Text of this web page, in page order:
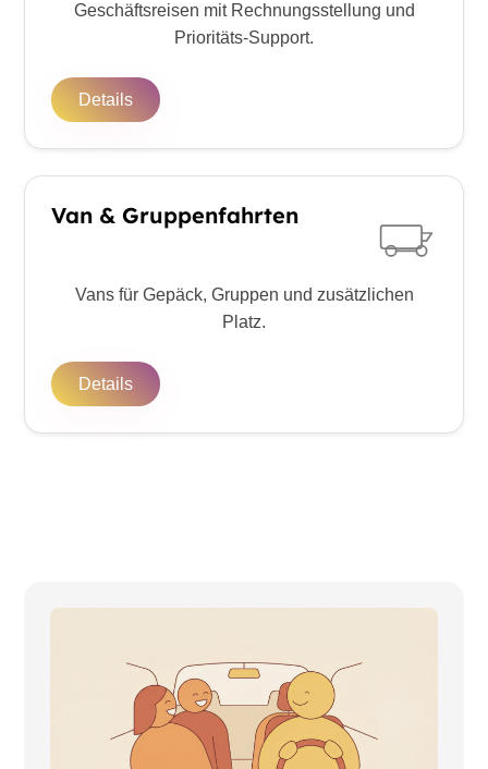
Geschäftsreisen mit Rechnungsstellung und
Prioritäts-Support.
Details
Van & Gruppenfahrten
Vans für Gepäck, Gruppen und zusätzlichen
Platz.
Details